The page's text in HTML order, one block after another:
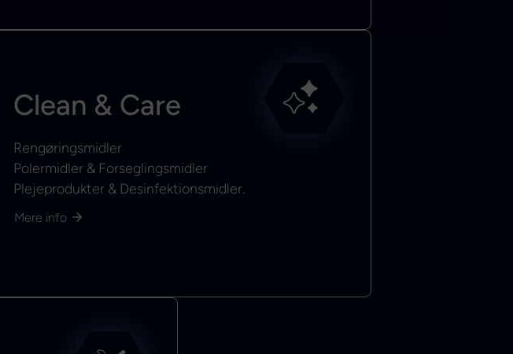
Clean & Care
Rengøringsmidler
Polermidler & Forseglingsmidler
Plejeprodukter & Desinfektionsmidler.
Mere info